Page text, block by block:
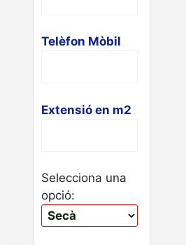
Telèfon Mòbil
Extensió en m2
Selecciona una
opció: